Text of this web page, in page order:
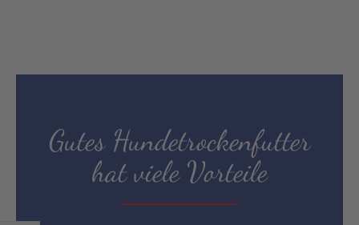
Gutes Hundetrockenfutter
hat viele Vorteile